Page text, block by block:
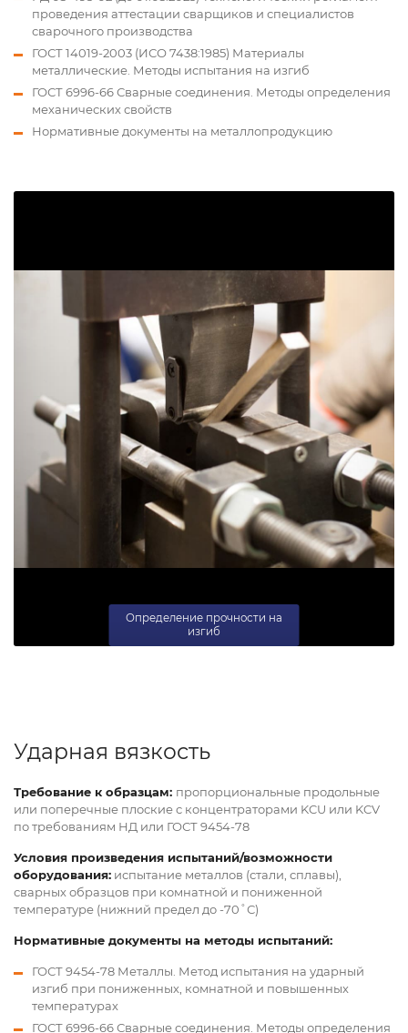
проведения аттестации сварщиков и специалистов
сварочного производства
ГОСТ 14019-2003 (ИСО 7438:1985) Материалы
металлические. Методы испытания на изгиб
ГОСТ 6996-66 Сварные соединения. Методы определения
механических свойств
Нормативные документы на металлопродукцию
Определение прочности на
изгиб
Ударная вязкость
Требование к образцам: пропорциональные продольные
или поперечные плоские с концентраторами KCU или KCV
по требованиям НД или ГОСТ 9454-78
Условия произведения испытаний/возможности
оборудования: испытание металлов (стали, сплавы),
сварных образцов при комнатной и пониженной
температуре (нижний предел до -70˚С)
Нормативные документы на методы испытаний:
ГОСТ 9454-78 Металлы. Метод испытания на ударный
изгиб при пониженных, комнатной и повышенных
температурах
ГОСТ 6996-66 Сварные соединения. Методы определения